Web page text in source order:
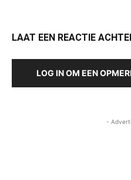
LAAT EEN REACTIE
LOG IN OM EEN
-